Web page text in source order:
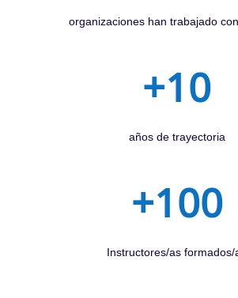
organizaciones han trabajado
+10
años de trayectoria
+100
Instructores/as formados/